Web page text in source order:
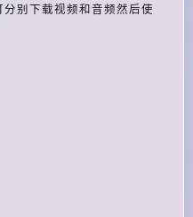
分别下载视频和音频然后使